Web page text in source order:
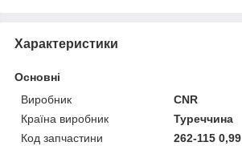
Характеристики
Основні
Виробник
CNR
Країна виробник
Туреччина
Код запчастини
262-115 0,99